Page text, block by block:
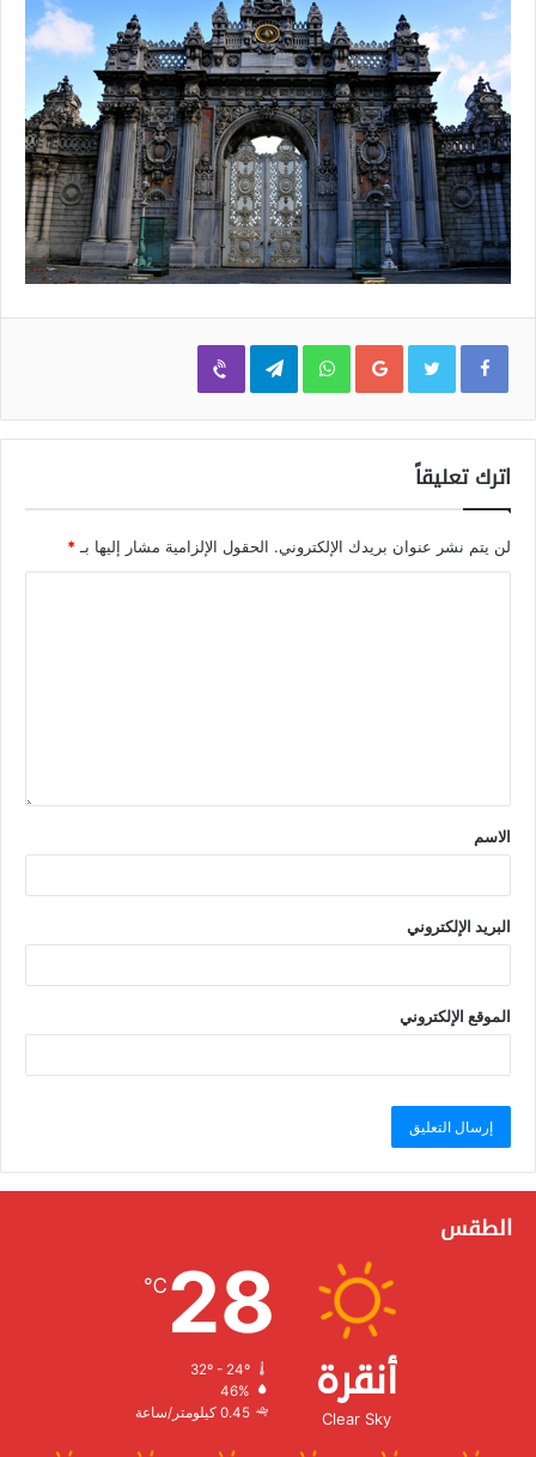
Google+
WhatsApp
Telegram
Viber
اترك تعليقاً
لن يتم نشر عنوان بريدك الإلكتروني. الحقول الإلزامية مشار إليها بـ *
الاسم
البريد الإلكتروني
الموقع الإلكتروني
الطقس
أنقرة
Clear Sky
28
℃
32º - 24º
الرطوبة:
الرياح:0.45 كيلومتر/ساعة